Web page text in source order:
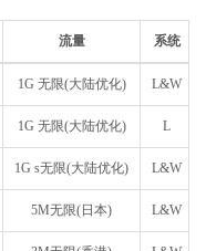
流量 系统
1G 无限(大陆优化) L&W
1G 无限(大陆优化) L
1G s无限(大陆优化) L&W
5M无限(日本) L&W